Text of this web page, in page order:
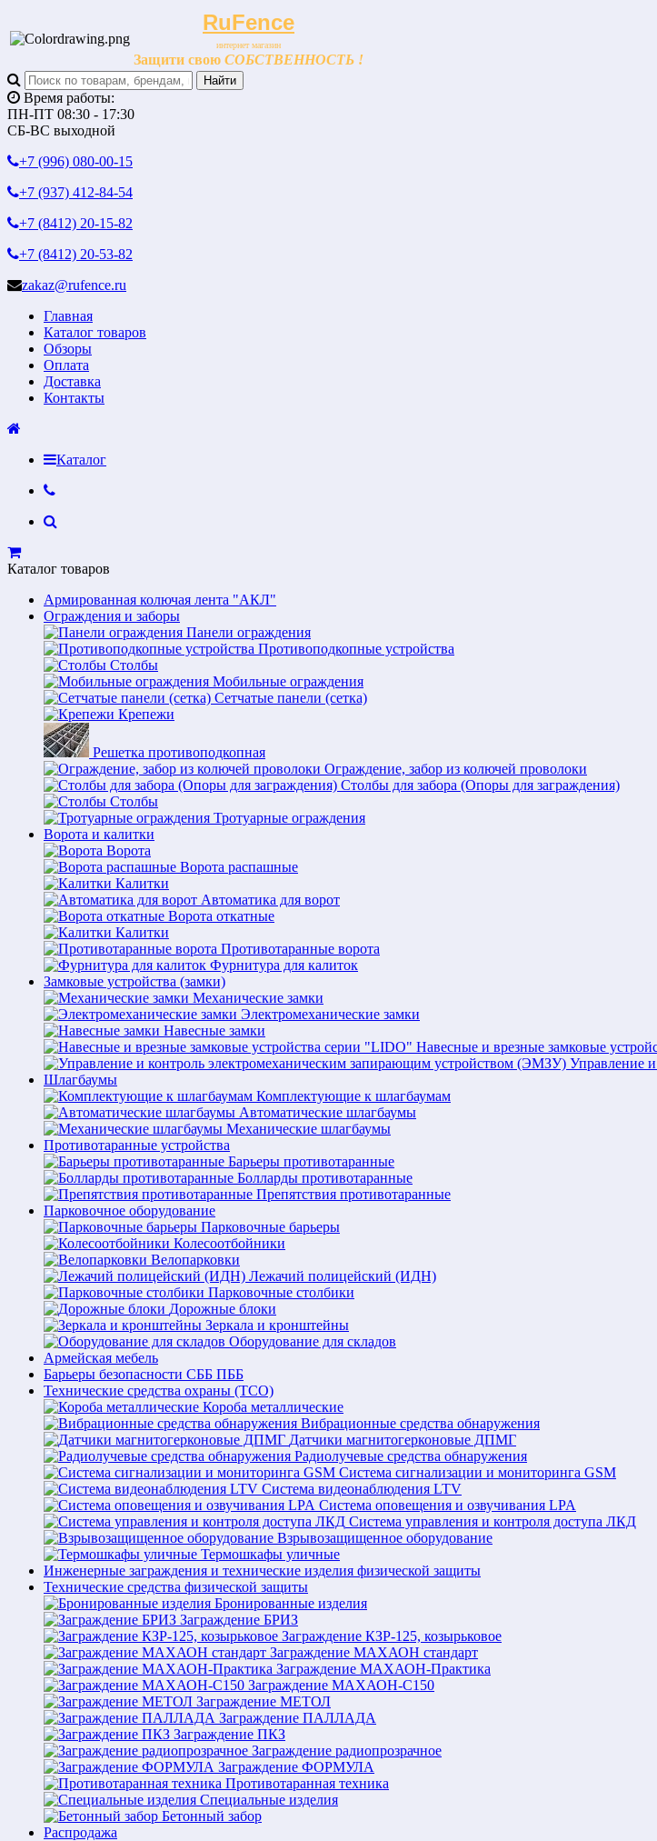
RuFence
интернет магазин
Защити свою СОБСТВЕННОСТЬ !
Время работы:
ПН-ПТ 08:30 - 17:30
СБ-ВС выходной
+7 (996) 080-00-15
+7 (937) 412-84-54
+7 (8412) 20-15-82
+7 (8412) 20-53-82
zakaz@rufence.ru
Главная
Каталог товаров
Обзоры
Оплата
Доставка
Контакты
Каталог
Каталог товаров
Армированная колючая лента "АКЛ"
Ограждения и заборы
Панели ограждения
Противоподкопные устройства
Столбы
Мобильные ограждения
Сетчатые панели (сетка)
Крепежи
Решетка противоподкопная
Ограждение, забор из колючей проволоки
Столбы для забора (Опоры для заграждения)
Столбы
Тротуарные ограждения
Ворота и калитки
Ворота
Ворота распашные
Калитки
Автоматика для ворот
Ворота откатные
Калитки
Противотаранные ворота
Фурнитура для калиток
Замковые устройства (замки)
Механические замки
Электромеханические замки
Навесные замки
Навесные и врезные замковые
Управление
Шлагбаумы
Комплектующие к шлагбаумам
Автоматические шлагбаумы
Механические шлагбаумы
Противотаранные устройства
Барьеры противотаранные
Болларды противотаранные
Препятствия противотаранные
Парковочное оборудование
Парковочные барьеры
Колесоотбойники
Велопарковки
Лежачий полицейский (ИДН)
Парковочные столбики
Дорожные блоки
Зеркала и кронштейны
Оборудование для складов
Армейская мебель
Барьеры безопасности СББ ПББ
Технические средства охраны (ТСО)
Короба металлические
Вибрационные средства обнаружения
Датчики магнитогерконовые ДПМГ
Радиолучевые средства обнаружения
Система сигнализации и мониторинга GSM
Система видеонаблюдения LTV
Система оповещения и озвучивания LPA
Система управления и контроля доступа ЛКД
Взрывозащищенное оборудование
Термошкафы уличные
Инженерные заграждения и технические изделия физической защиты
Технические средства физической защиты
Бронированные изделия
Заграждение БРИЗ
Заграждение КЗР-125, козырьковое
Заграждение МАХАОН стандарт
Заграждение МАХАОН-Практика
Заграждение МАХАОН-С150
Заграждение МЕТОЛ
Заграждение ПАЛЛАДА
Заграждение ПКЗ
Заграждение радиопрозрачное
Заграждение ФОРМУЛА
Противотаранная техника
Специальные изделия
Бетонный забор
Распродажа